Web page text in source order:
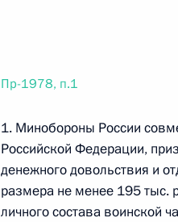
Перечень поручений по
проведения
19 октября 2022 года, 14:55 4
Пр-1978, п.1
1. Минобороны России
Российской Федерации,
денежного довольствия и
размера не менее 195 тыс.
личного состава воинской